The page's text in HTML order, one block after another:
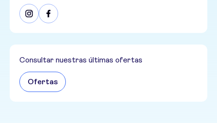
Consultar nuestras últimas ofertas
Ofertas